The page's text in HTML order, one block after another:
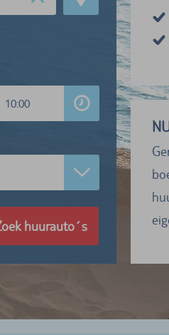
10:00
huurauto´s